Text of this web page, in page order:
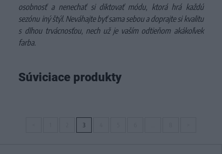
osobnosť a nenechať si diktovať módu, ktorá hrá každú
sezónu iný štýl. Neváhajte byť sama sebou a doprajte si kvalitu
s dlhou trvácnosťou, nech už je vaším odtieňom akákoľvek
farba.
Súviciace produkty
3